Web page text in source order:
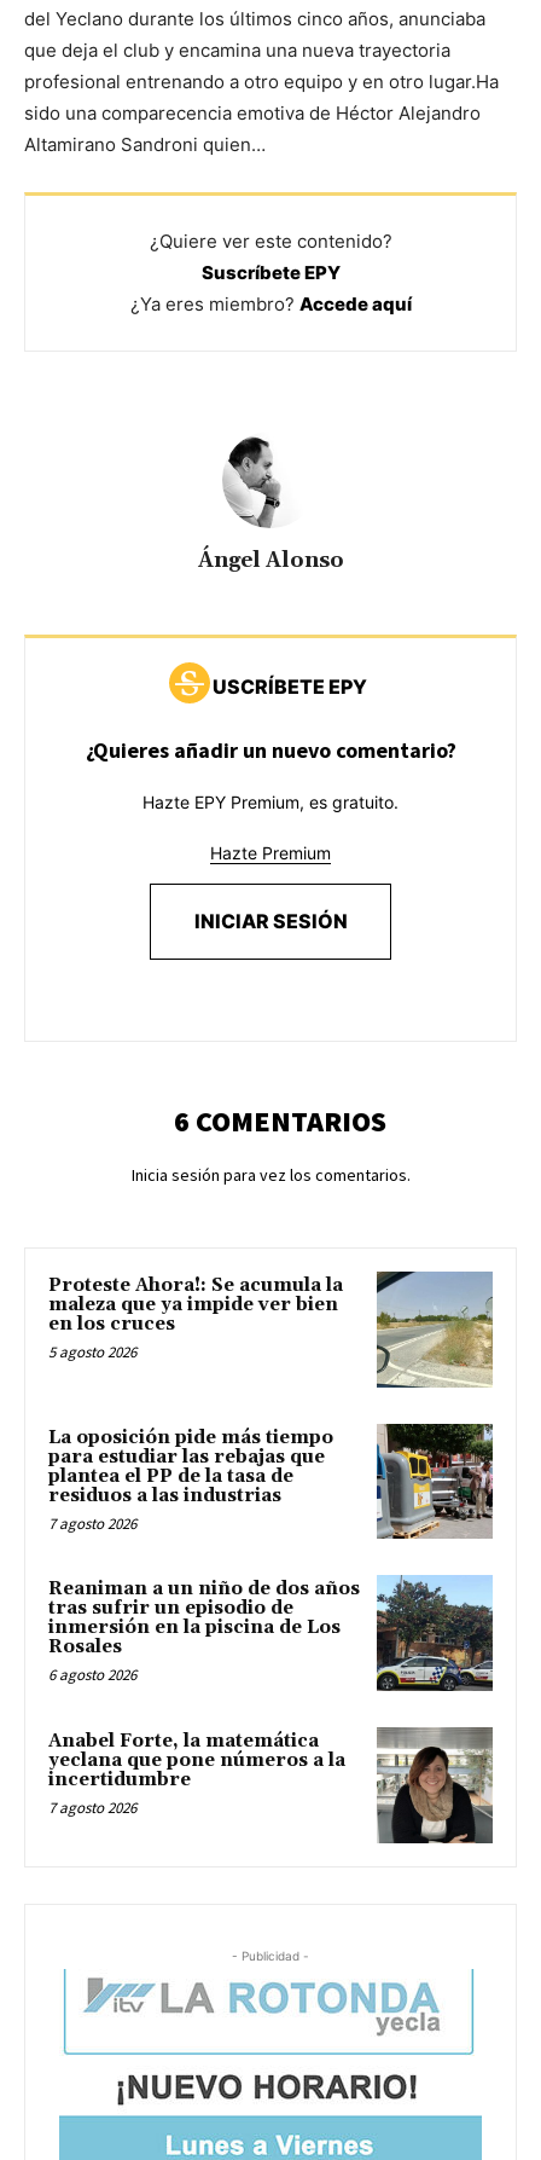
del Yeclano durante los últimos cinco años, anunciaba
que deja el club y encamina una nueva trayectoria
profesional entrenando a otro equipo y en otro lugar.Ha
sido una comparecencia emotiva de Héctor Alejandro
Altamirano Sandroni quien…
¿Quiere ver este contenido?
Suscríbete EPY
¿Ya eres miembro? Accede aquí
Ángel Alonso
USCRÍBETE EPY
¿Quieres añadir un nuevo comentario?
Hazte EPY Premium, es gratuito.
Hazte Premium
INICIAR SESIÓN
6 COMENTARIOS
Inicia sesión para vez los comentarios.
Proteste Ahora!: Se acumula la
maleza que ya impide ver bien
en los cruces
5 agosto 2026
La oposición pide más tiempo
para estudiar las rebajas que
plantea el PP de la tasa de
residuos a las industrias
7 agosto 2026
Reaniman a un niño de dos años
tras sufrir un episodio de
inmersión en la piscina de Los
Rosales
6 agosto 2026
Anabel Forte, la matemática
yeclana que pone números a la
incertidumbre
7 agosto 2026
- Publicidad -